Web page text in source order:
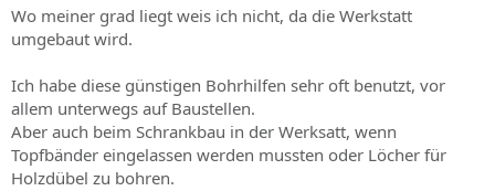
Wo meiner grad liegt weis ich nicht, da die Werkstatt
umgebaut wird.
Ich habe diese günstigen Bohrhilfen sehr oft benutzt, vor
allem unterwegs auf Baustellen.
Aber auch beim Schrankbau in der Werksatt, wenn
Topfbänder eingelassen werden mussten oder Löcher für
Holzdübel zu bohren.